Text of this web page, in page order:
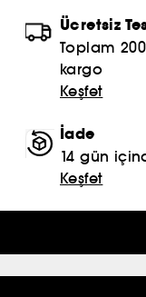
Ücretsiz
Toplam
kargo
Keşfet
İade
14 gün
Keşfet